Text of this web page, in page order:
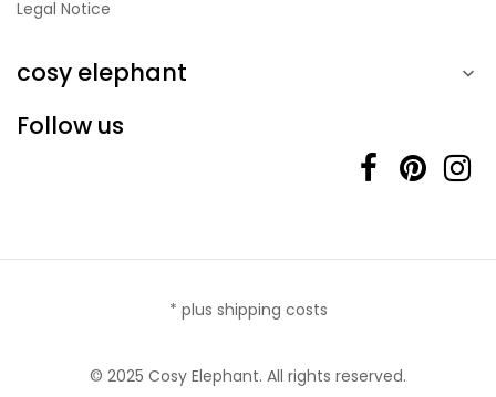
Legal Notice
cosy elephant 
Follow us
* plus shipping costs
© 2025 Cosy Elephant. All rights reserved.